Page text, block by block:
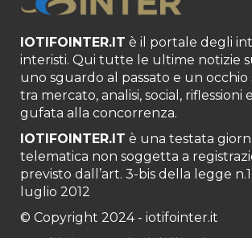
IOTIFOINTER.IT è il portale degli
interisti. Qui tutte le ultime notizie
uno sguardo al passato e un
tra mercato, analisi, social, riflessioni
gufata alla concorrenza.
IOTIFOINTER.IT è una testata
telematica non soggetta a
previsto dall’art. 3-bis della legge
luglio 2012
© Copyright 2024 - iotifointer.it